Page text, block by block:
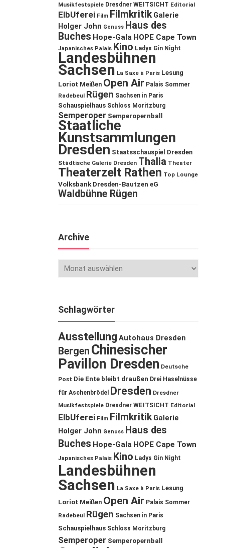
Musikfestspiele Dresdner WEITSICHT Editorial
ElbUferei Film Filmkritik Galerie
Holger John Genuss Haus des
Buches Hope-Gala HOPE Cape Town
Japanisches Palais Kino Ladys Gin Night
Landesbühnen
Sachsen La Saxe à Paris Lesung
Loriot Meißen Open Air Palais Sommer
Radebeul Rügen Sachsen in Paris
Schauspielhaus Schloss Moritzburg
Semperoper Semperopernball
Staatliche
Kunstsammlungen
Dresden Staatsschauspiel Dresden
Städtische Galerie Dresden Thalia Theater
Theaterzelt Rathen Top Lounge
Volksbank Dresden-Bautzen eG
Waldbühne Rügen
Archive
Schlagwörter
Ausstellung Autohaus Dresden
Bergen Chinesischer
Pavillon Dresden Deutsche
Post Die Ente bleibt draußen Drei Haselnüsse
für Aschenbrödel
Dresden Dresdner
Musikfestspiele Dresdner WEITSICHT Editorial
ElbUferei Film Filmkritik Galerie
Holger John Genuss Haus des
Buches Hope-Gala HOPE Cape Town
Japanisches Palais Kino Ladys Gin Night
Landesbühnen
Sachsen La Saxe à Paris Lesung
Loriot Meißen Open Air Palais Sommer
Radebeul Rügen Sachsen in Paris
Schauspielhaus Schloss Moritzburg
Semperoper Semperopernball